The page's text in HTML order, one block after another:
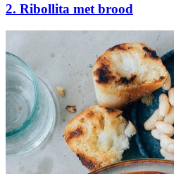
2. Ribollita met brood